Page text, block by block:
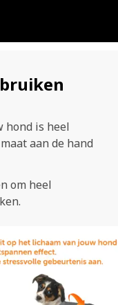
hond is heel
aan de hand
om heel